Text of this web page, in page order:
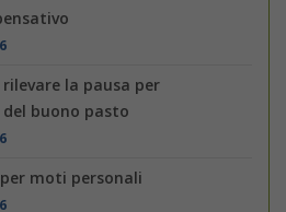
rilevare la pausa per
buono pasto
moti personali